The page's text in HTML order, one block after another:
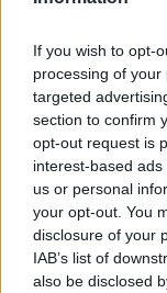
If you wish to opt-
processing of
targeted
section to confirm
opt-out request is
interest-based
us or personal
your opt-out. You
disclosure of your
IAB’s list of
also be disclosed
εκείνος που θα σου
αξίζεις».